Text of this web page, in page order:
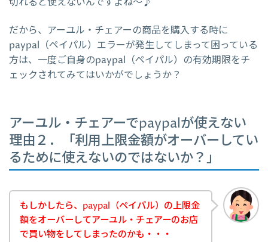
切れると使えないんですよね～♪
だから、アーユル・チェアーの商品を購入する時に
paypal（ペイパル）エラーが発生してしまって困っている
方は、一度ご自身のpaypal（ペイパル）の有効期限をチ
ェックされてみてはいかがでしょうか？
アーユル・チェアーでpaypalが使えない
理由２．「利用上限金額がオーバーしてい
るために使えないのではないか？」
もしかしたら、paypal（ペイパル）の上限金
額をオーバーしてアーユル・チェアーのお店
で買い物をしてしまったのかも・・・